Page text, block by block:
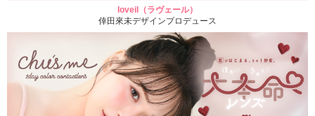
loveil（ラヴェール）
倖田來未デザインプロデュース